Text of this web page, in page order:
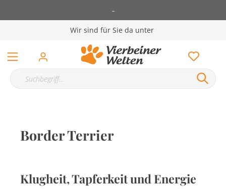
-
Wir sind für Sie da unter
Border Terrier
Klugheit, Tapferkeit und Energie